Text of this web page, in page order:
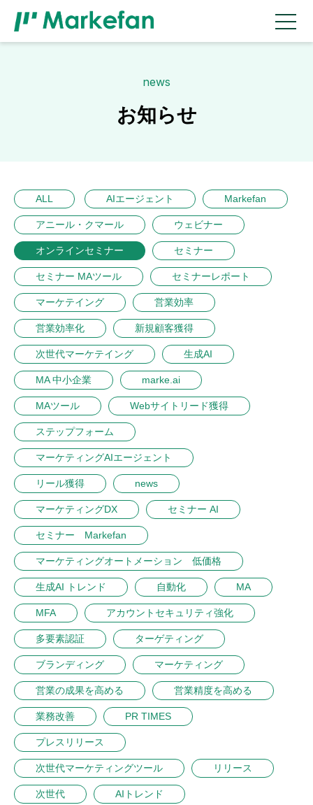
news
お知らせ
ALL AIエージェント Markefan
アニール・クマール ウェビナー
オンラインセミナー セミナー
セミナー MAツール セミナーレポート
マーケテイング 営業効率
営業効率化 新規顧客獲得
次世代マーケテイング 生成AI
MA 中小企業 marke.ai
MAツール Webサイトリード獲得
ステップフォーム
マーケティングAIエージェント
リール獲得 news
マーケティングDX セミナー AI
セミナー Markefan
マーケティングオートメーション 低価格
生成AI トレンド 自動化 MA
MFA アカウントセキュリティ強化
多要素認証 ターゲティング
ブランディング マーケティング
営業の成果を高める 営業精度を高める
業務改善 PR TIMES
プレスリリース
次世代マーケティングツール リリース
次世代 AIトレンド